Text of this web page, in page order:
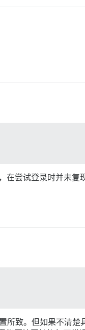
在尝试登录时并未复
致。但如果不清楚